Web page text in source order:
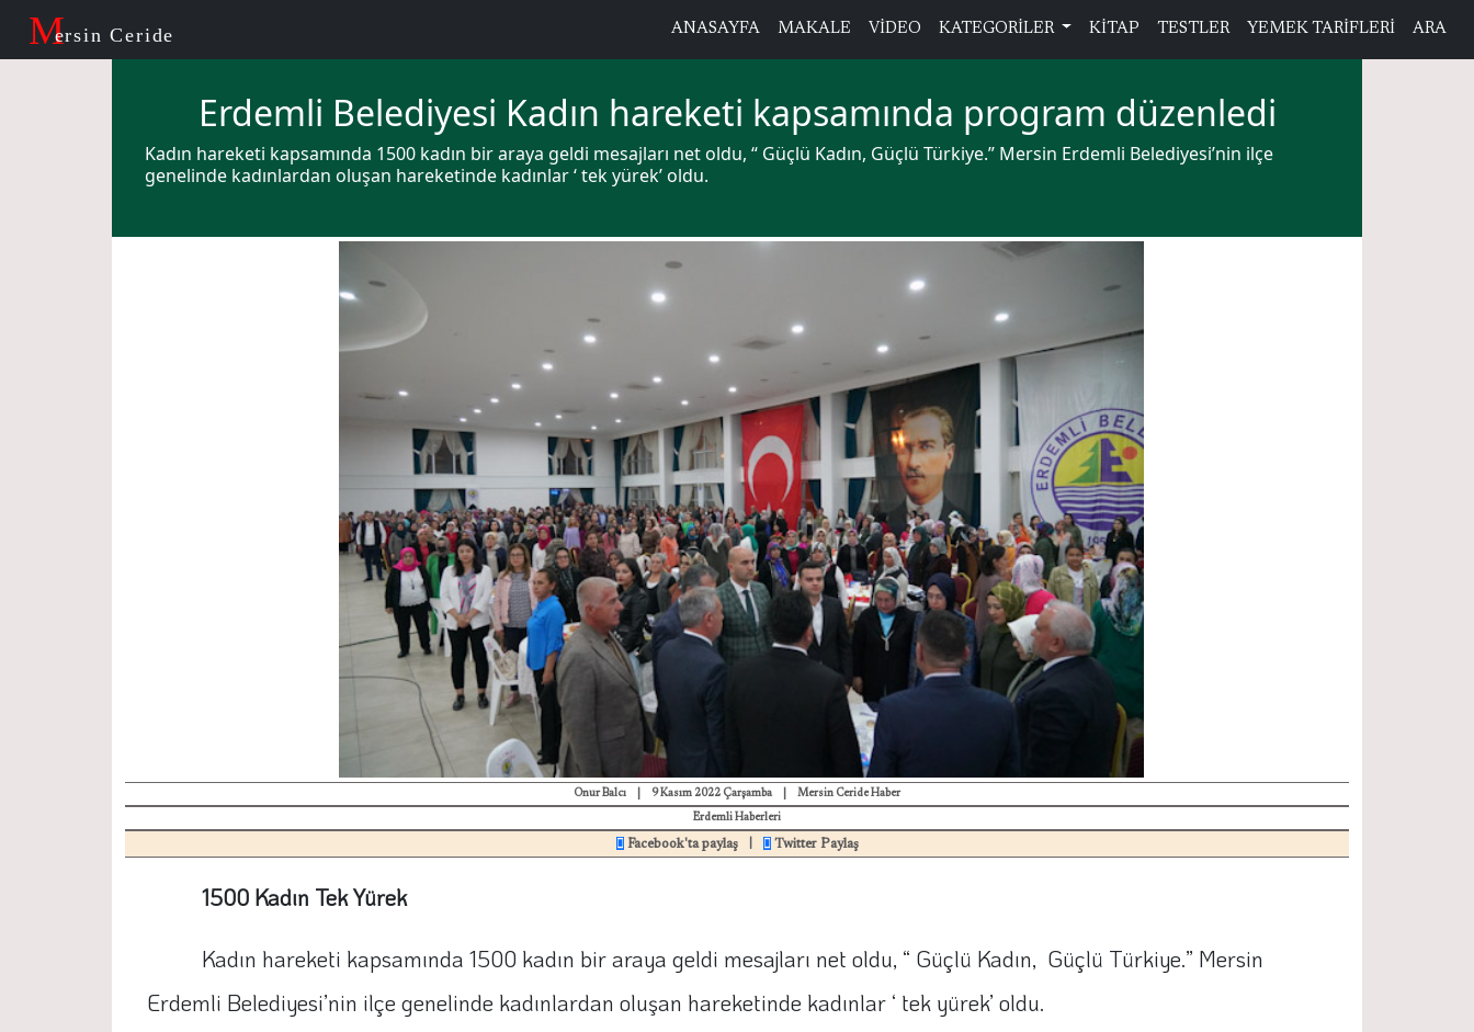
Mersin Ceride ANASAYFA MAKALE VİDEO KATEGORİLER KİTAP TESTLER YEMEK TARİFLERİ ARA
Erdemli Belediyesi Kadın hareketi kapsamında program düzenledi
Kadın hareketi kapsamında 1500 kadın bir araya geldi mesajları net oldu, “ Güçlü Kadın, Güçlü Türkiye.” Mersin Erdemli Belediyesi’nin ilçe
genelinde kadınlardan oluşan hareketinde kadınlar ‘ tek yürek’ oldu.
Onur Balcı 9 Kasım 2022 Çarşamba Mersin Ceride Haber
Erdemli Haberleri
Facebook'ta paylaş Twitter Paylaş
1500 Kadın Tek Yürek
Kadın hareketi kapsamında 1500 kadın bir araya geldi mesajları net oldu, “ Güçlü Kadın, Güçlü Türkiye.” Mersin
Erdemli Belediyesi’nin ilçe genelinde kadınlardan oluşan hareketinde kadınlar ‘ tek yürek’ oldu.